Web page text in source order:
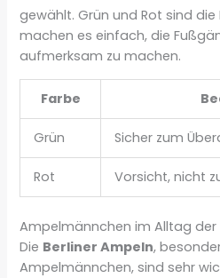
gewählt. Grün und Rot sind die
machen es einfach, die
aufmerksam zu machen.
Farbe
Grün Sicher zum
Rot Vorsicht, nicht
Ampelmännchen im Alltag der
Die Berliner Ampeln,
Ampelmännchen, sind sehr